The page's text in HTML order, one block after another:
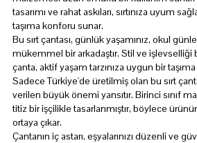
tasarımı ve rahat askıları, sırtınıza uyum
taşıma konforu sunar.
Bu sırt çantası, günlük yaşamınız, okul
mükemmel bir arkadaştır. Stil ve işlevselliği
çanta, aktif yaşam tarzınıza uygun bir
Sadece Türkiye'de üretilmiş olan bu sırt
verilen büyük önemi yansıtır. Birinci sınıf
titiz bir işçilikle tasarlanmıştır, böylece
ortaya çıkar.
Çantanın iç astarı, eşyalarınızı düzenli ve